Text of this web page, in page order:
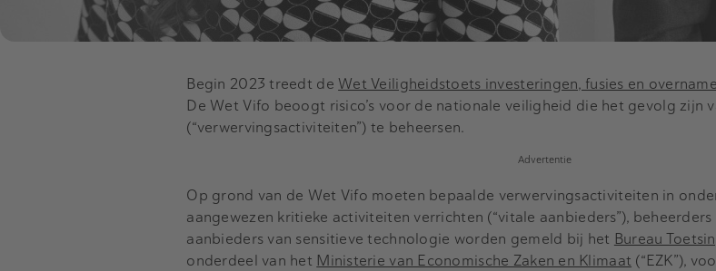
Begin 2023 treedt de Wet Veiligheidstoets investeringen, fusies en
De Wet Vifo beoogt risico’s voor de nationale veiligheid die het gevolg zijn
(“verwervingsactiviteiten”) te beheersen.
Advertentie
Op grond van de Wet Vifo moeten bepaalde verwervingsactiviteiten in
aangewezen kritieke activiteiten verrichten (“vitale aanbieders”),
aanbieders van sensitieve technologie worden gemeld bij het Bureau
onderdeel van het Ministerie van Economische Zaken en Klimaat (“EZK”),